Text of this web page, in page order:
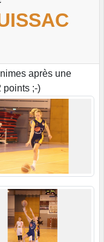
après une
points ;-)